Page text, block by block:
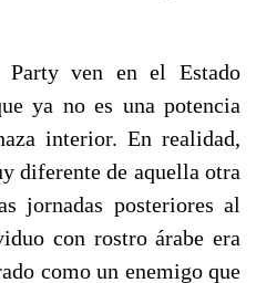
ven en el Estado
ya no es una potencia
interior. En realidad,
diferente de aquella otra
jornadas posteriores al
con rostro árabe era
como un enemigo que